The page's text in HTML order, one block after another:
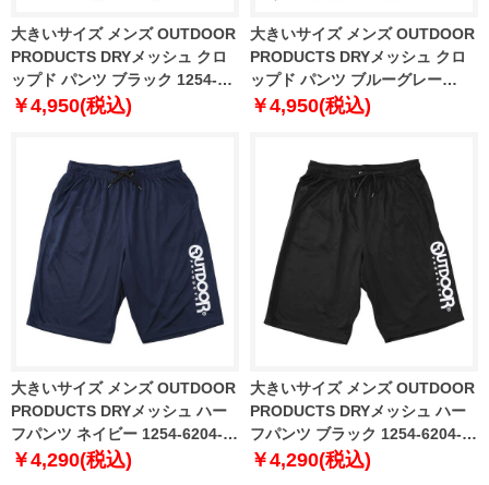
大きいサイズ メンズ OUTDOOR
PRODUCTS DRYメッシュ クロ
ップド パンツ ブラック 1254-
6203-2 3L 4L 5L 6L 7L 8L
￥4,950(税込)
大きいサイズ メンズ OUTDOOR
PRODUCTS DRYメッシュ クロ
ップド パンツ ブルーグレー
1254-6203-3 3L 4L 5L 6L 7L 8L
￥4,950(税込)
大きいサイズ メンズ OUTDOOR
PRODUCTS DRYメッシュ ハー
フパンツ ネイビー 1254-6204-1
3L 4L 5L 6L 7L 8L
￥4,290(税込)
大きいサイズ メンズ OUTDOOR
PRODUCTS DRYメッシュ ハー
フパンツ ブラック 1254-6204-2
3L 4L 5L 6L 7L 8L
￥4,290(税込)